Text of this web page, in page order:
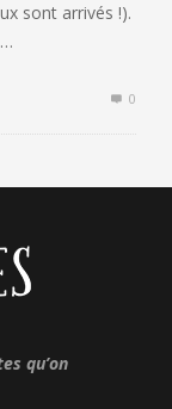
sont arrivés !).
0
qu’on